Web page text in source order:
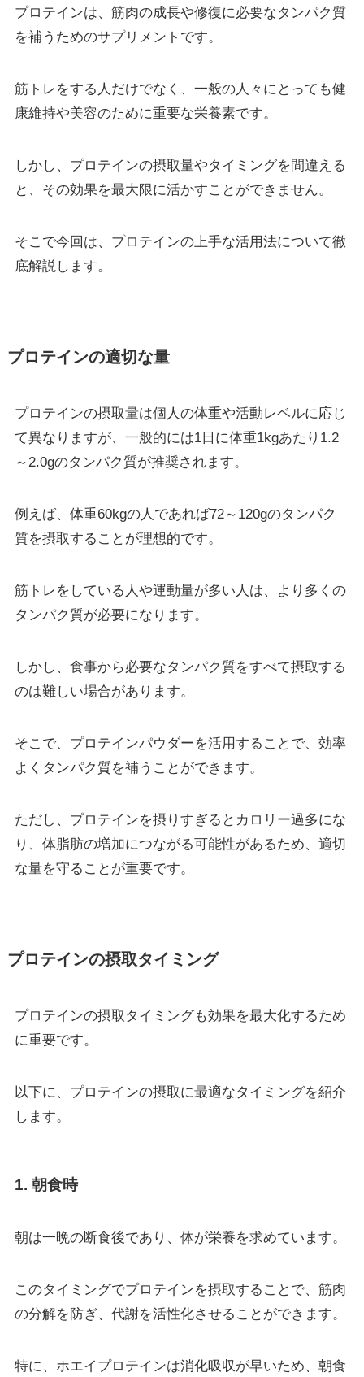
プロテインは、筋肉の成長や修復に必要なタンパク質
を補うためのサプリメントです。
筋トレをする人だけでなく、一般の人々にとっても健
康維持や美容のために重要な栄養素です。
しかし、プロテインの摂取量やタイミングを間違える
と、その効果を最大限に活かすことができません。
そこで今回は、プロテインの上手な活用法について徹
底解説します。
プロテインの適切な量
プロテインの摂取量は個人の体重や活動レベルに応じ
て異なりますが、一般的には1日に体重1kgあたり1.2
～2.0gのタンパク質が推奨されます。
例えば、体重60kgの人であれば72～120gのタンパク
質を摂取することが理想的です。
筋トレをしている人や運動量が多い人は、より多くの
タンパク質が必要になります。
しかし、食事から必要なタンパク質をすべて摂取する
のは難しい場合があります。
そこで、プロテインパウダーを活用することで、効率
よくタンパク質を補うことができます。
ただし、プロテインを摂りすぎるとカロリー過多にな
り、体脂肪の増加につながる可能性があるため、適切
な量を守ることが重要です。
プロテインの摂取タイミング
プロテインの摂取タイミングも効果を最大化するため
に重要です。
以下に、プロテインの摂取に最適なタイミングを紹介
します。
1. 朝食時
朝は一晩の断食後であり、体が栄養を求めています。
このタイミングでプロテインを摂取することで、筋肉
の分解を防ぎ、代謝を活性化させることができます。
特に、ホエイプロテインは消化吸収が早いため、朝食